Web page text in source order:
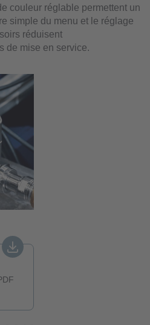
couleur réglable permettent un
simple du menu et le réglage
réduisent
de mise en service.